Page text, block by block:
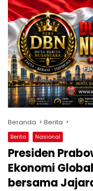
Beranda Berita
Berita Nasional
Presiden
Ekonomi
bersama